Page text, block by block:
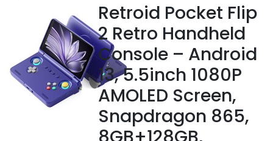
Retroid Pocket Flip
2 Retro Handheld
Console – Android
13, 5.5inch 1080P
AMOLED Screen,
Snapdragon 865,